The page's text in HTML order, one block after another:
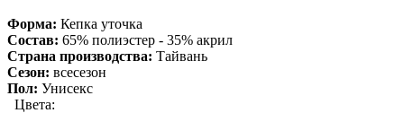
Форма: Кепка уточка
Состав: 65% полиэстер - 35% акрил
Страна производства: Тайвань
Сезон: всесезон
Пол: Унисекс
Цвета: